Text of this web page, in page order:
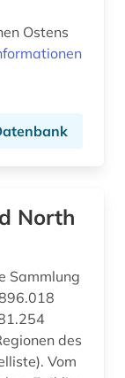
Ostens
North
Sammlung
des
Vom